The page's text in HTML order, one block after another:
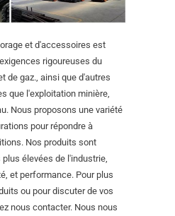
et d'accessoires est
rigoureuses du
de gaz., ainsi que d'autres
que l'exploitation minière,
Nous proposons une variété
pour répondre à
Nos produits sont
élevées de l'industrie,
et performance. Pour plus
ou pour discuter de vos
nous contacter. Nous nous